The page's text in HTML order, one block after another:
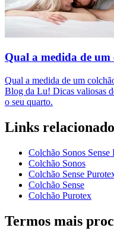
Qual a medida de um
Qual a medida de um
Blog da Lu! Dicas valiosas
o seu quarto.
Links
Colchão Sonos Sense
Colchão Sonos
Colchão Sense
Colchão Sense
Colchão Purotex
Termos mais